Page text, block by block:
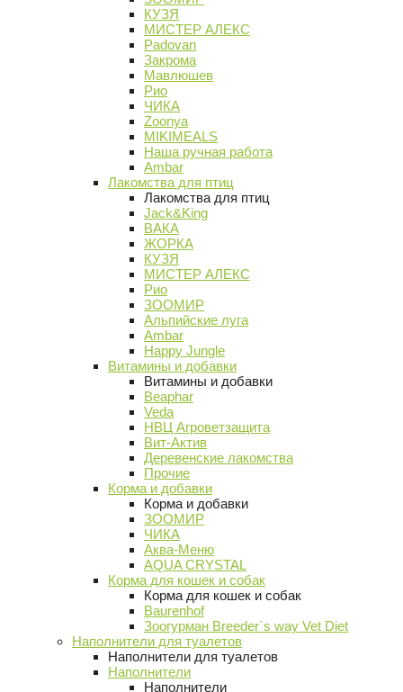
КУЗЯ
МИСТЕР АЛЕКС
Padovan
Закрома
Мавлюшев
Рио
ЧИКА
Zoonya
MIKIMEALS
Наша ручная работа
Ambar
Лакомства для птиц
Лакомства для птиц
Jack&King
ВАКА
ЖОРКА
КУЗЯ
МИСТЕР АЛЕКС
Рио
ЗООМИР
Альпийские луга
Ambar
Happy Jungle
Витамины и добавки
Витамины и добавки
Beaphar
Veda
НВЦ Агроветзащита
Вит-Актив
Деревенские лакомства
Прочие
Корма и добавки
Корма и добавки
ЗООМИР
ЧИКА
Аква-Меню
AQUA CRYSTAL
Корма для кошек и собак
Корма для кошек и собак
Baurenhof
Зоогурман Breeder`s way Vet Diet
Наполнители для туалетов
Наполнители для туалетов
Наполнители
Наполнители